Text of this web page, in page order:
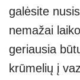
galėsite
nemažai
geriausia
krūmelių į